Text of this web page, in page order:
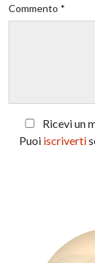
Commento *
Ricevi un
Puoi iscriverti